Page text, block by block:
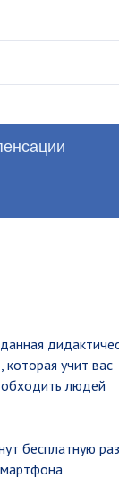
учит вас
людей
бесплатную